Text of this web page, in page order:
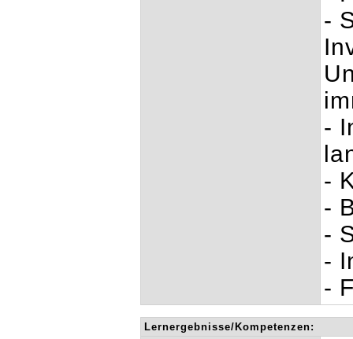
-
-
-
-
-
-
-
Lernergebnisse/Kompetenzen: